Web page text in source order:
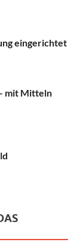
eingerichtet
mit Mitteln